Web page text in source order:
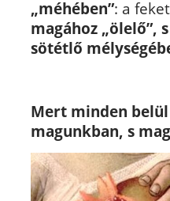
„méhében”: a
magához „ölelő”,
sötétlő
Mert minden
magunkban, s